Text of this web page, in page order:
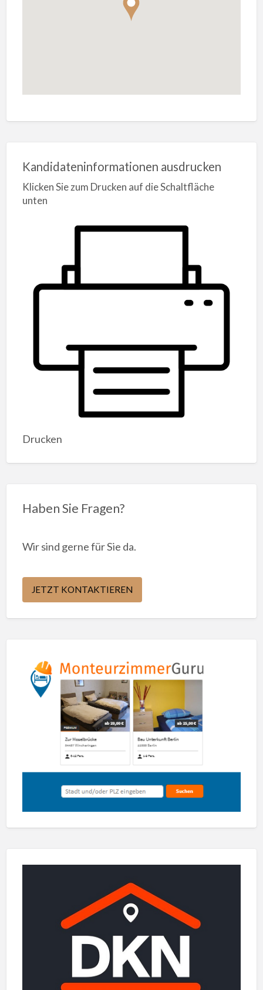
Kandidateninformationen ausdrucken
Klicken Sie zum Drucken auf die Schaltfläche
unten
Drucken
Haben Sie Fragen?
Wir sind gerne für Sie da.
JETZT KONTAKTIEREN